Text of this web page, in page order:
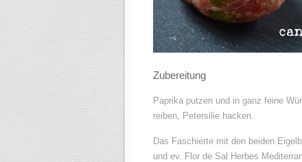
Zubereitung
Paprika putzen und in ganz feine
reiben, Petersilie hacken.
Das Faschierte mit den beiden
und ev. Flor de Sal Herbes